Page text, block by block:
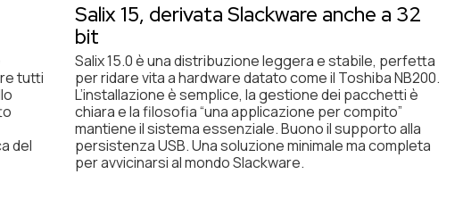
tutti
del
Salix 15, derivata Slackware anche a 32
bit
Salix 15.0 è una distribuzione leggera e stabile, perfetta
per ridare vita a hardware datato come il Toshiba NB200.
L’installazione è semplice, la gestione dei pacchetti è
chiara e la filosofia “una applicazione per compito”
mantiene il sistema essenziale. Buono il supporto alla
persistenza USB. Una soluzione minimale ma completa
per avvicinarsi al mondo Slackware.